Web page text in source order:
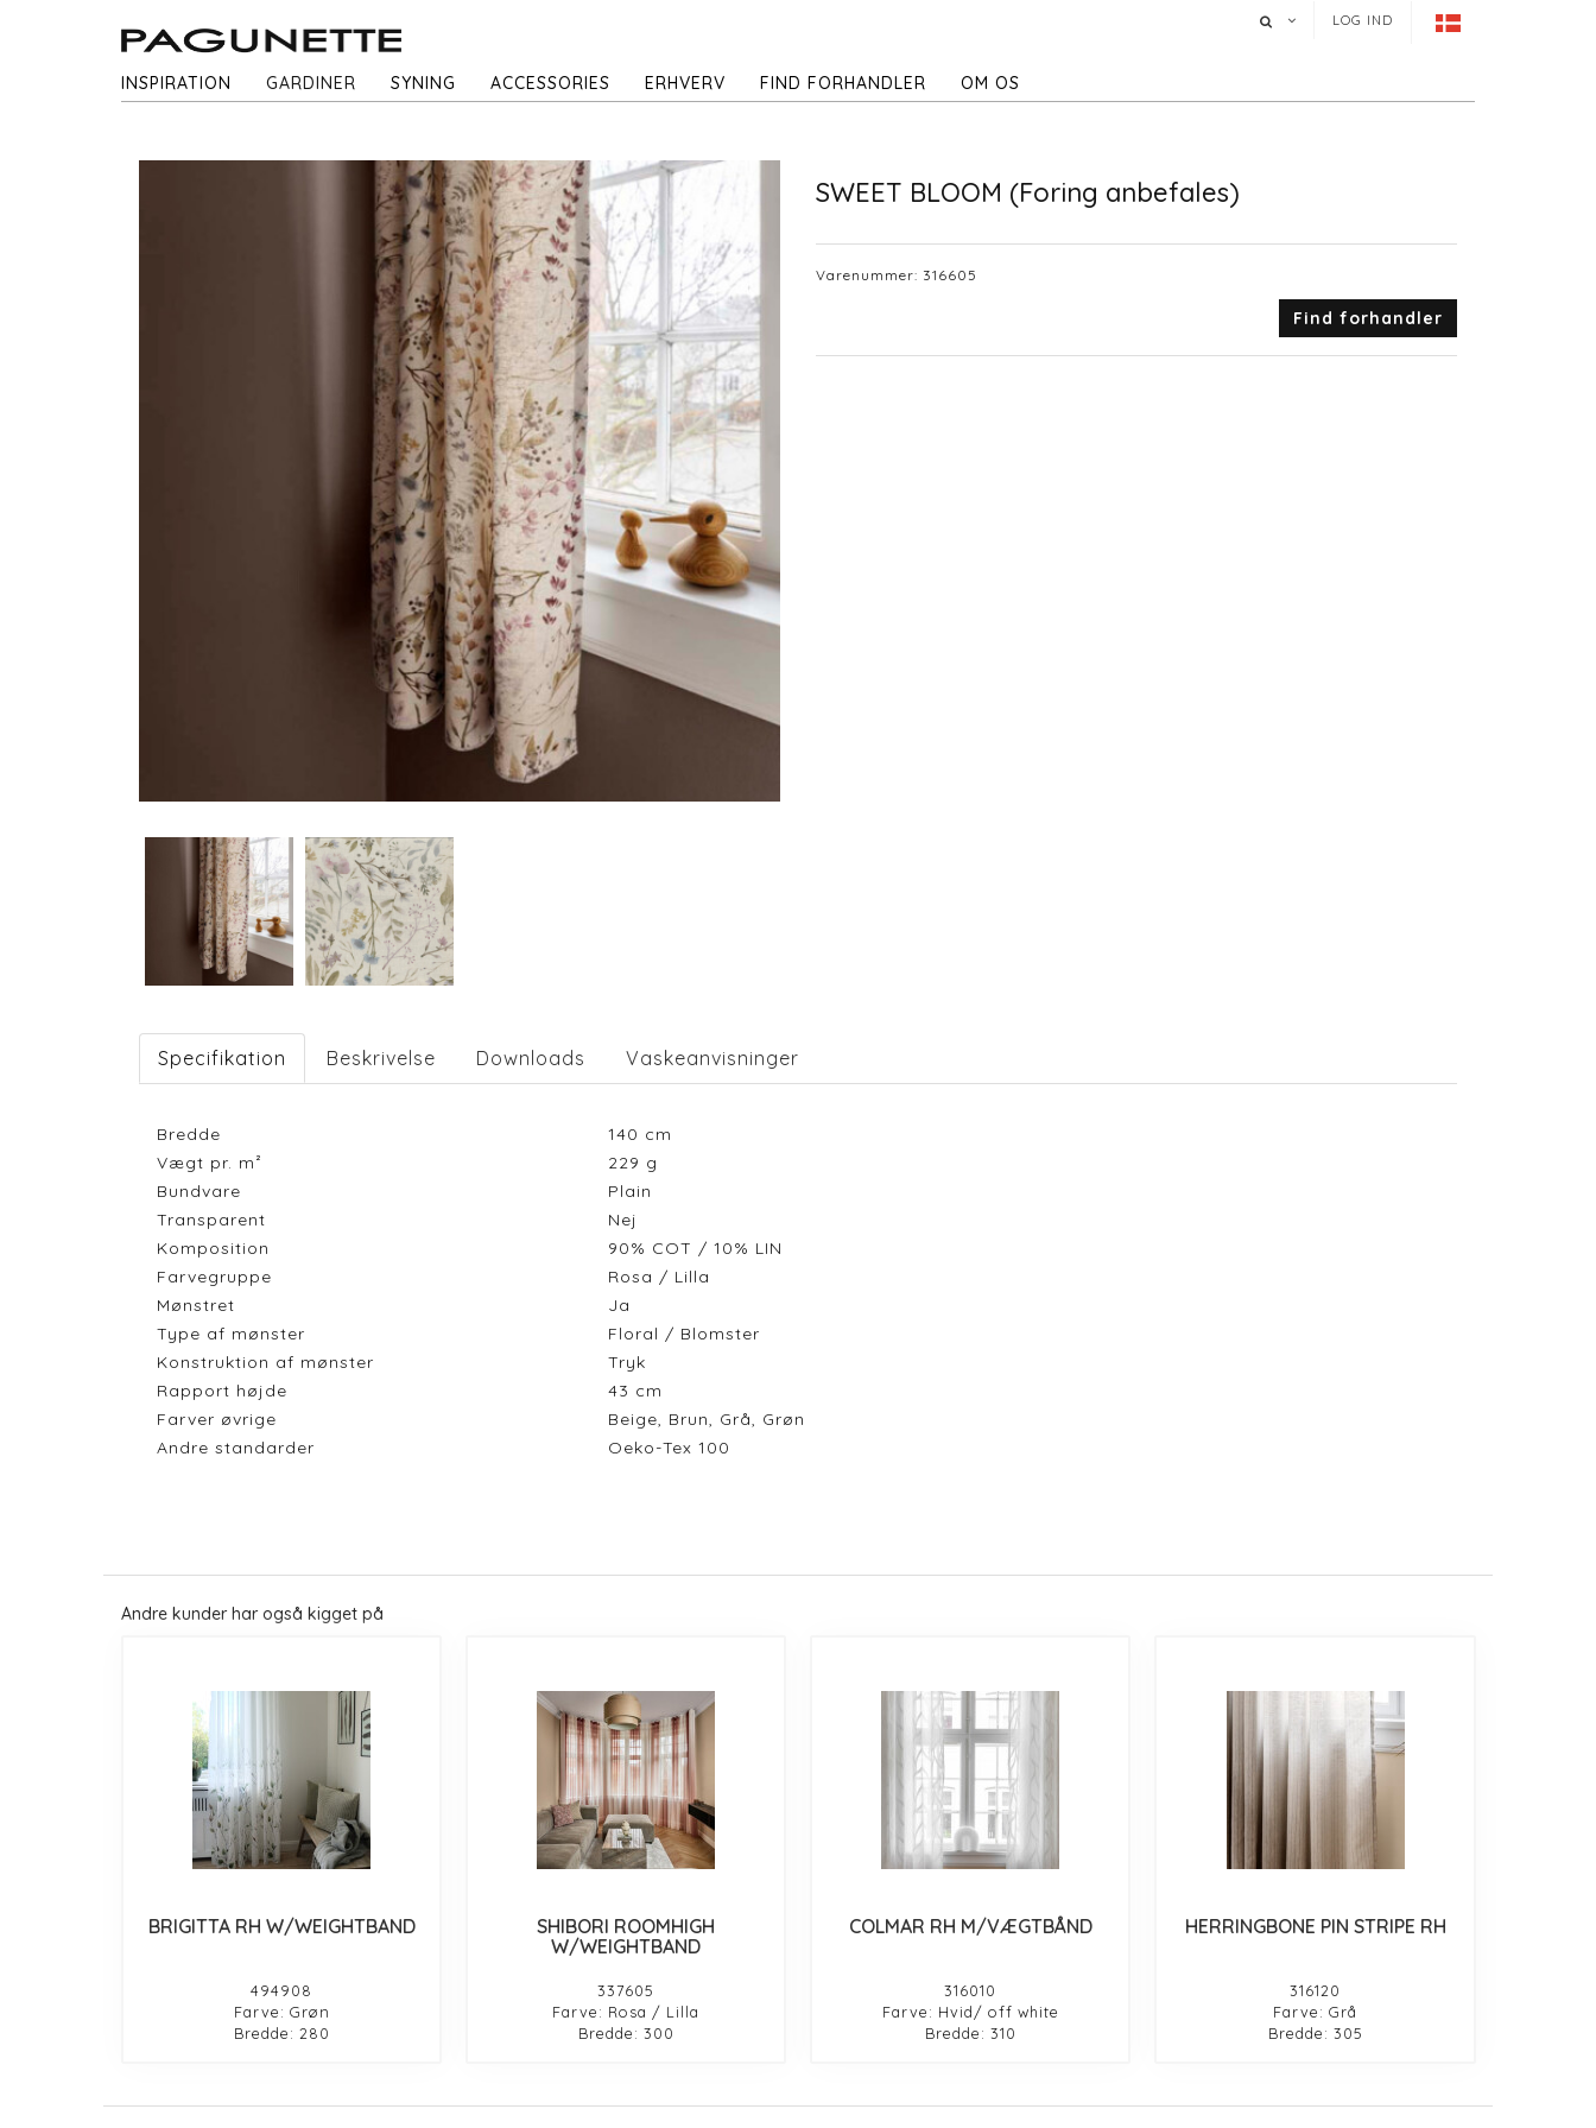
LOG IND
INSPIRATION GARDINER SYNING ACCESSORIES ERHVERV FIND FORHANDLER OM OS
SWEET BLOOM (Foring anbefales)
Varenummer: 316605
Find forhandler
Specifikation Beskrivelse Downloads Vaskeanvisninger
Bredde 140 cm
Vægt pr. m²
229 g
Bundvare
Plain
Transparent
Nej
Komposition
90% COT / 10% LIN
Farvegruppe
Rosa / Lilla
Mønstret
Ja
Type af mønster
Floral / Blomster
Konstruktion af mønster
Tryk
Rapport højde
43 cm
Farver øvrige
Beige, Brun, Grå, Grøn
Andre standarder
Oeko-Tex 100
Andre kunder har også kigget på
BRIGITTA RH W/WEIGHTBAND
494908
Farve: Grøn
Bredde: 280
SHIBORI ROOMHIGH
W/WEIGHTBAND
337605
Farve: Rosa / Lilla
Bredde: 300
COLMAR RH M/VÆGTBÅND
316010
Farve: Hvid/ off white
Bredde: 310
HERRINGBONE PIN STRIPE RH
316120
Farve: Grå
Bredde: 305